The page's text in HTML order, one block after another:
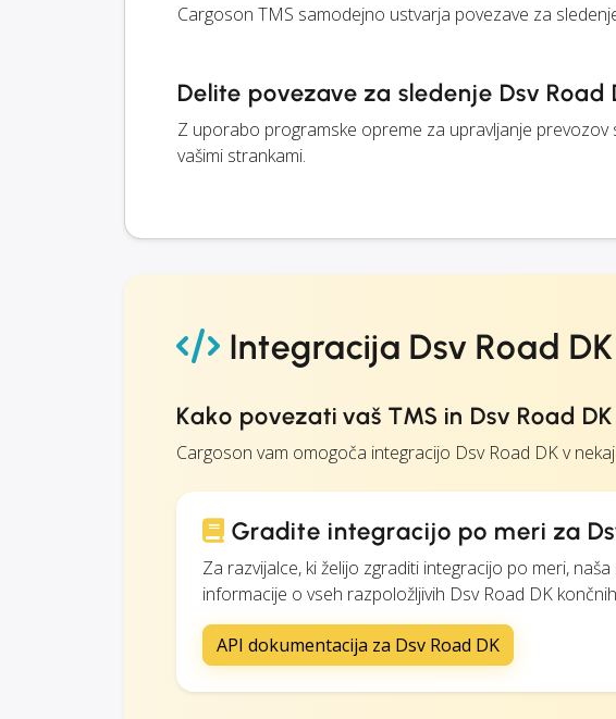
Cargoson TMS samodejno ustvarja povezave za
Delite povezave za sledenje Dsv
Z uporabo programske opreme za upravljanje
vašimi strankami.
Integracija Dsv Road DK
Kako povezati vaš TMS in Dsv Road DK
Cargoson vam omogoča integracijo Dsv Road DK v
Gradite integracijo po meri za
Za razvijalce, ki želijo zgraditi integracijo po meri,
informacije o vseh razpoložljivih Dsv Road DK
API dokumentacija za Dsv Road DK